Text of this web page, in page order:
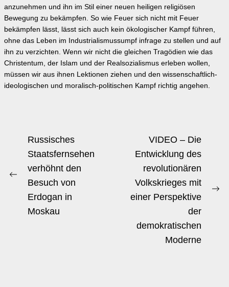
anzunehmen und ihn im Stil einer neuen heiligen religiösen
Bewegung zu bekämpfen. So wie Feuer sich nicht mit Feuer
bekämpfen lässt, lässt sich auch kein ökologischer Kampf führen,
ohne das Leben im Industrialismussumpf infrage zu stellen und auf
ihn zu verzichten. Wenn wir nicht die gleichen Tragödien wie das
Christentum, der Islam und der Realsozialismus erleben wollen,
müssen wir aus ihnen Lektionen ziehen und den wissenschaftlich-
ideologischen und moralisch-politischen Kampf richtig angehen.
Beitrags-
Navigation
Previous
post:
Russisches
Staatsfernsehen
verhöhnt den
Besuch von
Erdogan in
Moskau
VIDEO – Die
Entwicklung des
revolutionären
Volkskrieges mit
einer Perspektive
der
demokratischen
Moderne